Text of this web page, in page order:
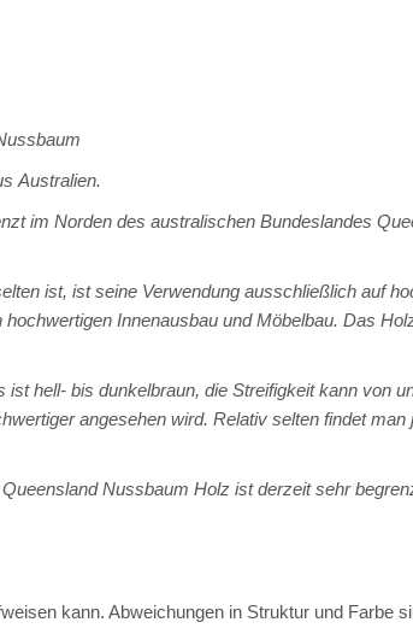
Australien.
im Norden des australischen Bundeslandes
ist, ist seine Verwendung ausschließlich auf
Innenausbau und Möbelbau. Das
hell- bis dunkelbraun, die Streifigkeit kann von
angesehen wird. Relativ selten findet man
Nussbaum Holz ist derzeit sehr
kann. Abweichungen in Struktur und Farbe